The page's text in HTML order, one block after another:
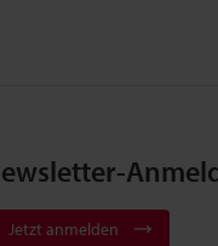
Jetzt anmelden